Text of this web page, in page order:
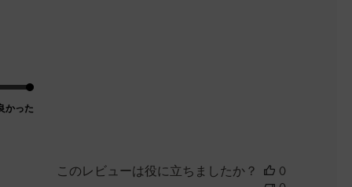
かった
このレビューは役に立ちましたか？
0